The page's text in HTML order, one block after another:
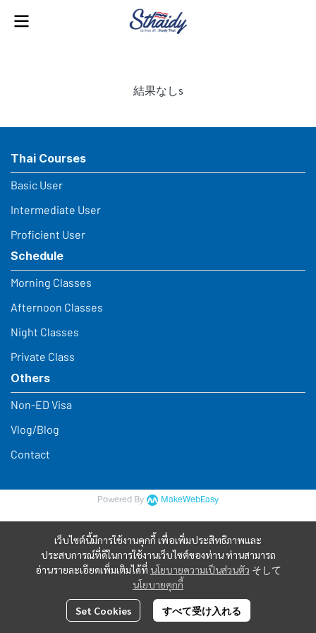
結果なしs
เว็บไซต์นี้มีการใช้งานคุกกี้ เพื่อเพิ่มประสิทธิภาพและ
ประสบการณ์ที่ดีในการใช้งานเว็บไซต์ของท่าน ท่านสามารถ
อ่านรายละเอียดเพิ่มเติมได้ที่ นโยบายความเป็นส่วนตัว そして
นโยบายคุกกี้
Set Cookies すべて受け入れる
Thai Courses
Basic User
Intermediate User
Proficient User
Schedule
Morning Classes
Afternoon Classes
Night Classes
Private Class
Others
Non-ED Visa
Vlog/Blog
Contact
Powered By MakeWebEasy